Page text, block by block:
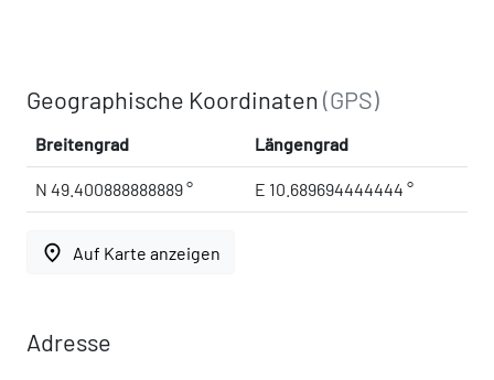
Geographische Koordinaten(GPS)
Breitengrad Längengrad
N 49.400888888889 ° E 10.689694444444 °
place Auf Karte anzeigen
Adresse